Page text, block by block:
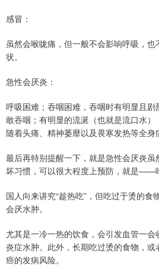
感冒：
虽然会喉咙痛，但一般不会影响呼吸，也
状。
急性会厌炎：
呼吸困难；吞咽困难，吞咽时有明显且
敢吞咽；有明显的流涎（也就是流口水
随着头痛、精神萎靡以及畏寒发热等全身
最后再特别提醒一下，就是急性会厌炎
坏习惯，可以很大程度上预防，就是——
国人向来讲究“趁热吃”，但吃过于烫的食
会厌水肿。
尤其是一冷一热的饮食，会引发血管一
炎症水肿。此外，长期吃过烫的食物，
癌的发病风险。